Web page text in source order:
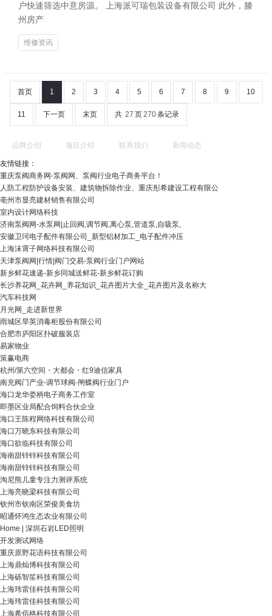
户快速筛选中意房源。 上海派可瑞包装设备有限公司 此外，滕
州房产
维修资讯
首页 1 2 3 4 5 6 7 8 9 10
11 下一页 末页 共 27 页270条记录
品牌介绍 项目介绍 联系我们 新闻动态
友情链接：
重庆泵阀商务网-泵阀网、泵阀行业电子商务平台！
人防工程防护设备安装、建筑物拆除作业、重庆彤希建设工程有限公
亳州市显亮建材销售有限公司
室内设计网络科技
济南泵阀网-水泵网|止回阀,调节阀,离心泵,管道泵,自吸泵,
安徽卫珂电子配件有限公司_新型铝材加工_电子配件冲压
上海沫霄子网络科技有限公司
天津泵阀网|行情|阀门交易-泵阀行业门户网站
新乡鲜花速递-新乡同城送鲜花-新乡鲜花订购
长沙养花网_花卉网_养花知识_花卉图片大全_花卉图片及名称大
汽车科技网
月光网_走进新世界
雨城区旱英消毒柜股份有限公司
合肥市庐阳区扑破服装店
易家物业
策赢电商
杭州/第六空间・大都会・红9迪信家具
南充阀门产业-调节球阀-闸蝶阀行业门户
海口龙华娄柄电子商务工作室
即墨区业局配合饲料合伙企业
海口王陈程网络科技有限公司
海口万晓东科技有限公司
海口欲临科技有限公司
海南甜锌锌科技有限公司
海南甜锌锌科技有限公司
淘尼熊儿童专注力测评系统
上海亮晓梁科技有限公司
钦州市钦南区荣俊美食坊
昭通怀鸿生态农业有限公司
Home | 深圳石岩LED照明
开发测试网络
重庆原野花语科技有限公司
上海鼎灿博科技有限公司
上海砾智笙科技有限公司
上海玮雷佳科技有限公司
上海玮雷佳科技有限公司
上海希佰格科技有限公司